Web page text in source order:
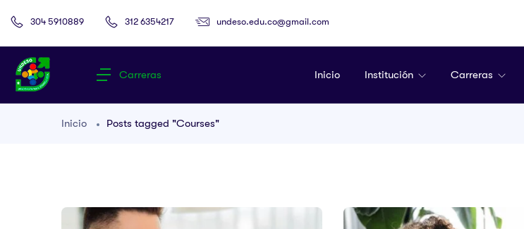
304 5910889 312 6354217 undeso.edu.co@gmail.com
Carreras Inicio Institución Carreras
Inicio Posts tagged "Courses"